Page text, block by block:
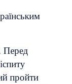
Перед
пройти